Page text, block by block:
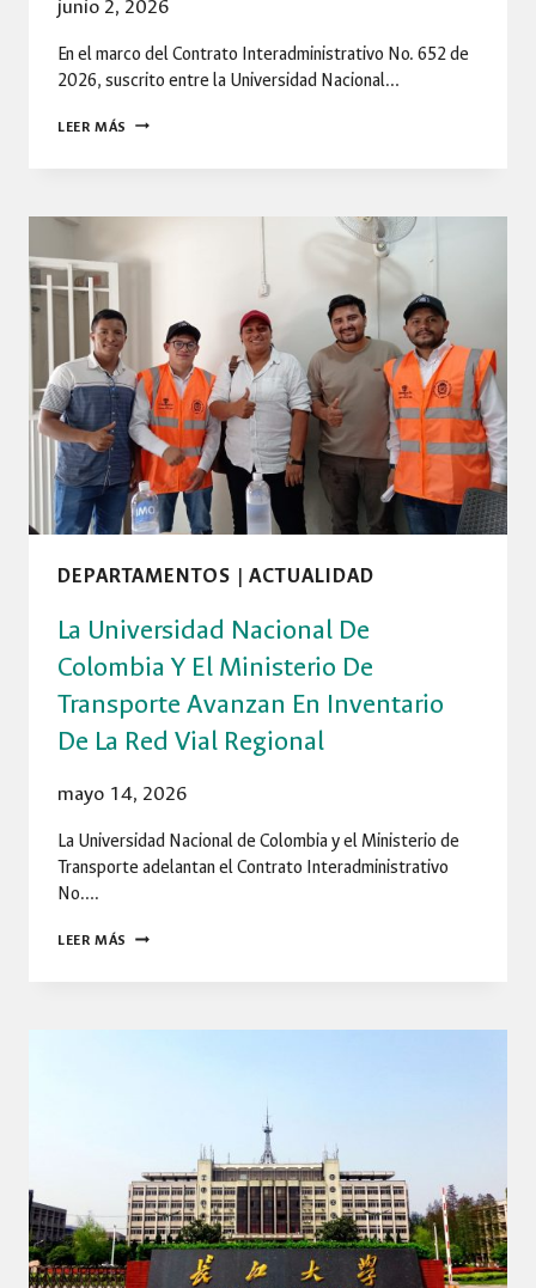
junio 2, 2026
En el marco del Contrato Interadministrativo No. 652 de
2026, suscrito entre la Universidad Nacional…
LEER MÁS LA
FORTALECE
EL
MINISTERIO
DE
TRANSPORTE
Y
CON
ENTIDADES
TERRITORIALES
LA
DE
INVENTARIOS
VIALES
DEPARTAMENTOS |ACTUALIDAD
La Universidad Nacional De
Colombia Y El Ministerio De
Transporte Avanzan En Inventario
De La Red Vial Regional
mayo 14, 2026
La Universidad Nacional de Colombia y el Ministerio de
Transporte adelantan el Contrato Interadministrativo
No….
LEER MÁS LA
TRANSPORTE
AVANZAN
EN
INVENTARIO
DE